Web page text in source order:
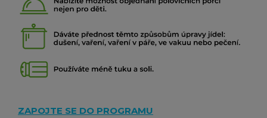
ZAPOJTE SE DO PROGRAMU